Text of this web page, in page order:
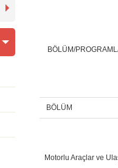
BÖLÜM/
BÖLÜM
Motorlu Araçlar ve